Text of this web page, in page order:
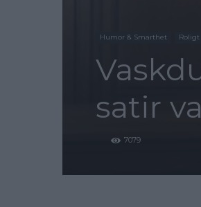
Humor & Smarthet Roligt
satir
7079